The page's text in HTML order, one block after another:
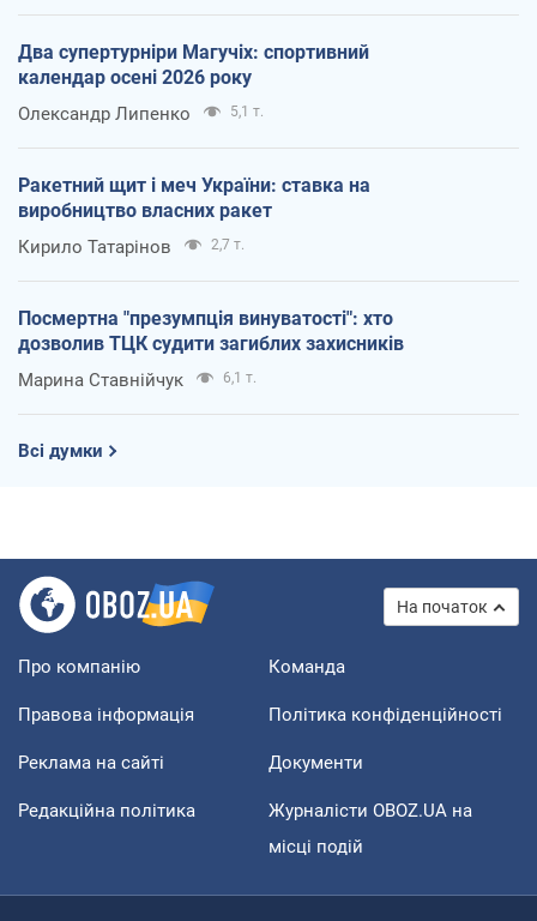
Два супертурніри Магучіх: спортивний
календар осені 2026 року
Олександр Липенко 5,1 т.
Ракетний щит і меч України: ставка на
виробництво власних ракет
Кирило Татарінов 2,7 т.
Посмертна "презумпція винуватості": хто
дозволив ТЦК судити загиблих захисників
Марина Ставнійчук 6,1 т.
Всі думки
На початок
Про компанію Команда
Правова інформація Політика конфіденційності
Реклама на сайті Документи
Редакційна політика
Журналісти OBOZ.UA на
місці подій